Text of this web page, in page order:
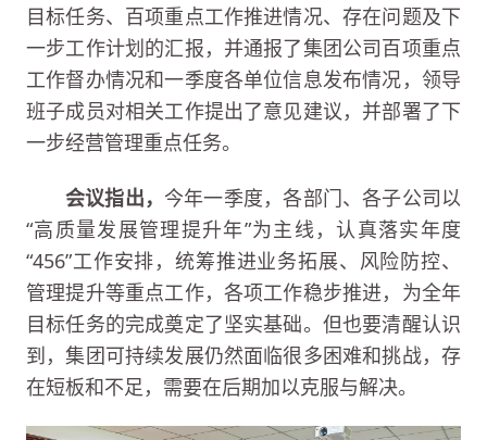
目标任务、百项重点工作推进情况、存在问题及下
一步工作计划的汇报，并通报了集团公司百项重点
工作督办情况和一季度各单位信息发布情况，领导
班子成员对相关工作提出了意见建议，并部署了下
一步经营管理重点任务。
会议指出， 今年一季度，各部门、各子公司以
“高质量发展管理提升年”为主线，认真落实年度
“456”工作安排，统筹推进业务拓展、风险防控、
管理提升等重点工作，各项工作稳步推进，为全年
目标任务的完成奠定了坚实基础。但也要清醒认识
到，集团可持续发展仍然面临很多困难和挑战，存
在短板和不足，需要在后期加以克服与解决。